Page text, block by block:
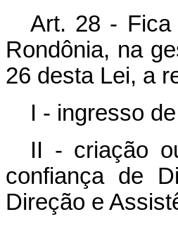
Art. 28 - Fica
Rondônia, na
26 desta Lei, a
I - ingresso
II - criação
confiança de
Direção e